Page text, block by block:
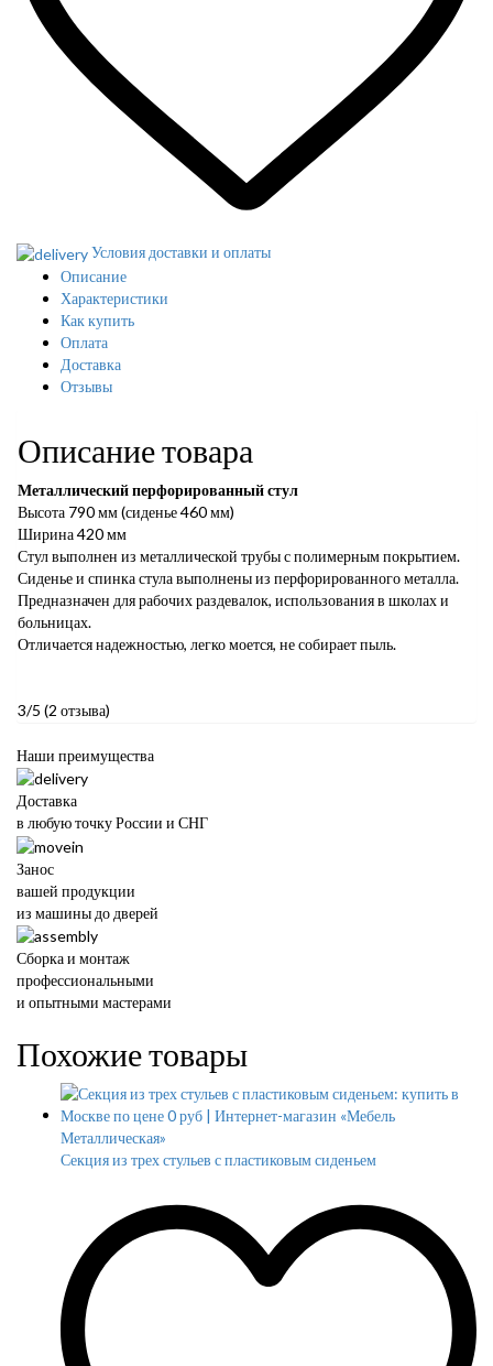
Условия доставки и оплаты
Описание
Характеристики
Как купить
Оплата
Доставка
Отзывы
Описание товара
Металлический перфорированный стул
Высота 790 мм (сиденье 460 мм)
Ширина 420 мм
Стул выполнен из металлической трубы с полимерным покрытием.
Сиденье и спинка стула выполнены из перфорированного металла.
Предназначен для рабочих раздевалок, использования в школах и
больницах.
Отличается надежностью, легко моется, не собирает пыль.
3/5 (2 отзыва)
Наши преимущества
Доставка
в любую точку России и СНГ
Занос
вашей продукции
из машины до дверей
Сборка и монтаж
профессиональными
и опытными мастерами
Похожие товары
Секция из трех стульев с пластиковым сиденьем